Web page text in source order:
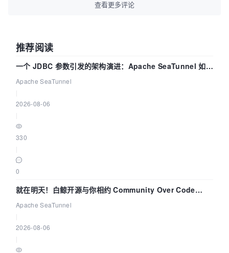
查看更多评论
推荐阅读
一个 JDBC 参数引发的架构演进：Apache SeaTunnel 如何
解决数据同步中的“定时 Flush”难题
Apache SeaTunnel
2026-08-06
330
0
就在明天！白鲸开源与你相约 Community Over Code
Asia 2026 主题演讲！
Apache SeaTunnel
2026-08-06